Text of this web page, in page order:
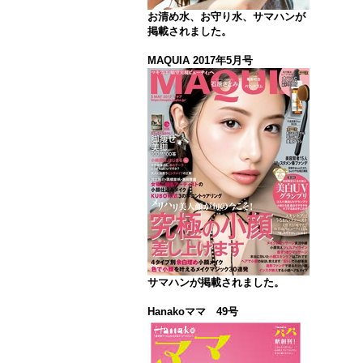
お清め水、お守り水、サマハンが
掲載されました。
MAQUIA 2017年5月号
サマハンが掲載されました。
Hanakoママ 49号